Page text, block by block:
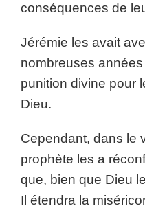
conséquences de
Jérémie les avait
nombreuses
punition divine pour
Dieu.
Cependant, dans le
prophète les a
que, bien que Dieu
Il étendra la